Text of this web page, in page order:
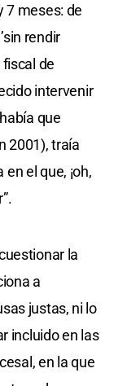
7 meses: de
rendir
de
intervenir
que
2001), traía
el que, ¡oh,
la
a
justas, ni lo
incluido en las
en la que